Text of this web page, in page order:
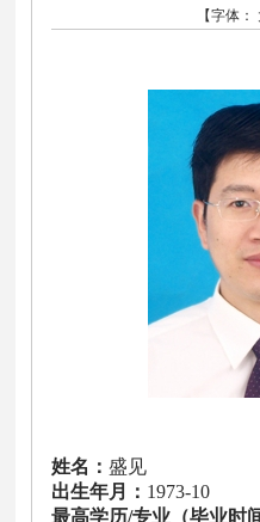
【字体：
姓名： 盛见
出生年月： 1973-10
最高学历/专业（毕业时